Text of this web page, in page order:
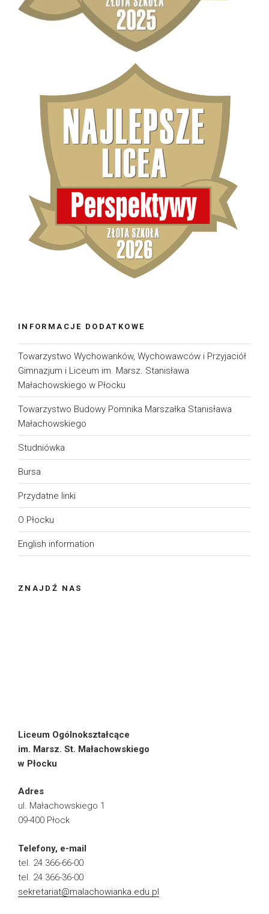
INFORMACJE DODATKOWE
Towarzystwo Wychowanków, Wychowawców i Przyjaciół
Gimnazjum i Liceum im. Marsz. Stanisława
Małachowskiego w Płocku
Towarzystwo Budowy Pomnika Marszałka Stanisława
Małachowskiego
Studniówka
Bursa
Przydatne linki
O Płocku
English information
ZNAJDŹ NAS
Liceum Ogólnokształcące
im. Marsz. St. Małachowskiego
w Płocku
Adres
ul. Małachowskiego 1
09-400 Płock
Telefony, e-mail
tel. 24 366-66-00
tel. 24 366-36-00
sekretariat@malachowianka.edu.pl